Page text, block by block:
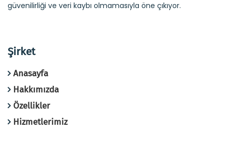
güvenilirliği ve veri kaybı olmamasıyla öne çıkıyor.
Şirket
Anasayfa
Hakkımızda
Özellikler
Hizmetlerimiz